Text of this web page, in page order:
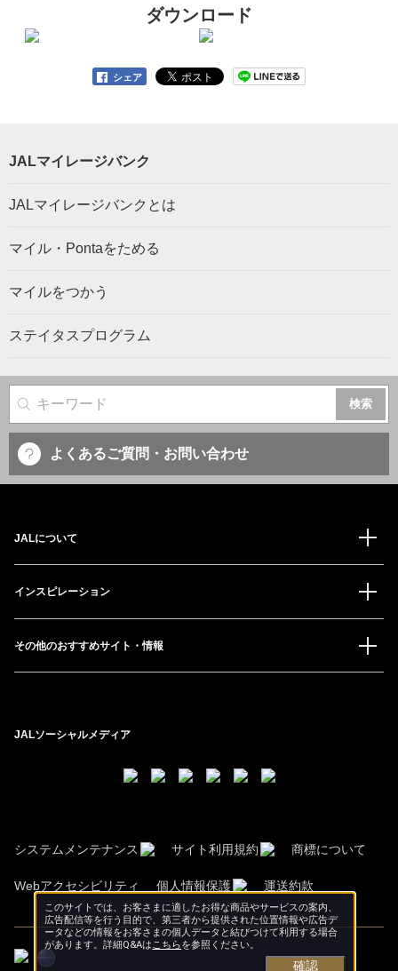
ダウンロード
シェア
JALマイレージバンク
JALマイレージバンクとは
マイル・Pontaをためる
マイルをつかう
ステイタスプログラム
サイト内検索
よくあるご質問・お問い合わせ
JALについて
インスピレーション
その他のおすすめサイト・情報
JALソーシャルメディア
システムメンテナンス サイト利用規約 商標について
Webアクセシビリティ 個人情報保護 運送約款
このサイトでは、お客さまに適したお得な商品やサービスの案内、
広告配信等を行う目的で、第三者から提供された位置情報や広告デ
ータなどの情報をお客さまの個人データと結びつけて利用する場合
があります。詳細Q&Aはこちらを参照ください。
確認